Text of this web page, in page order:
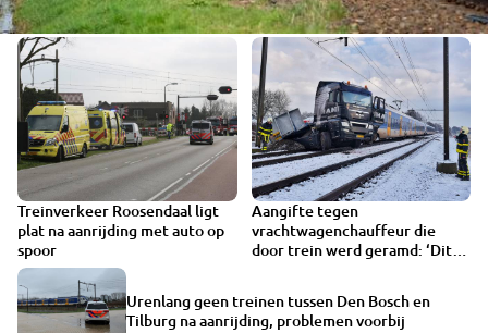
Treinverkeer Roosendaal ligt
plat na aanrijding met auto op
spoor
Aangifte tegen
vrachtwagenchauffeur die
door trein werd geramd: ‘Dit
VIDEO
Urenlang geen treinen tussen Den Bosch en
Tilburg na aanrijding, problemen voorbij